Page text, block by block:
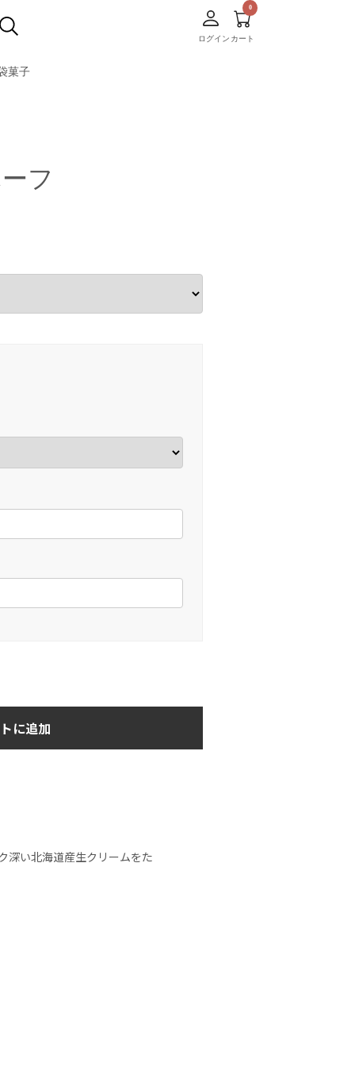
ログイン カート
菓子
フ
に追加
深い北海道産生クリームをた